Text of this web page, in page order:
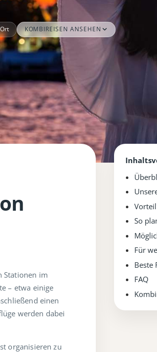
KOMBIREISEN ANSEHEN
Stationen im
– etwa einige
einen
werden dabei
organisieren zu
So
Für
Beste
FAQ